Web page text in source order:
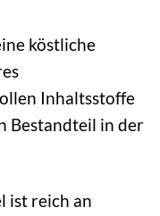
köstliche
Inhaltsstoffe
Bestandteil in der
ist reich an